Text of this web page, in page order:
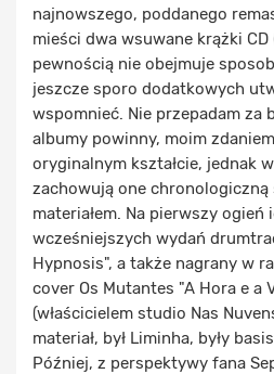
najnowszego, poddanego
mieści dwa wsuwane krążki
pewnością nie obejmuje
jeszcze sporo dodatkowych
wspomnieć. Nie przepadam za
albumy powinny, moim
oryginalnym kształcie, jednak
zachowują one chronologiczną
materiałem. Na pierwszy ogień
wcześniejszych wydań
Hypnosis", a także nagrany w
cover Os Mutantes "A Hora e a
(właścicielem studio Nas
materiał, był Liminha, były
Później, z perspektywy fana